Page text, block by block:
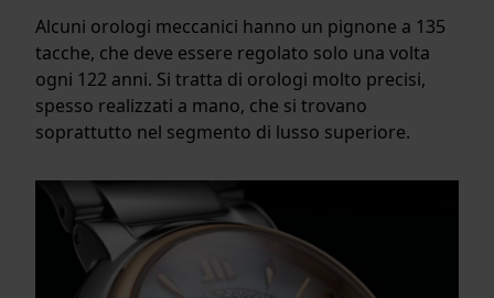
Alcuni orologi meccanici hanno un pignone a 135
tacche, che deve essere regolato solo una volta
ogni 122 anni. Si tratta di orologi molto precisi,
spesso realizzati a mano, che si trovano
soprattutto nel segmento di lusso superiore.